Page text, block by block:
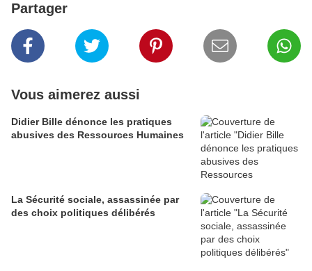
Partager
Vous aimerez aussi
Didier Bille dénonce les pratiques
abusives des Ressources Humaines
La Sécurité sociale, assassinée par
des choix politiques délibérés